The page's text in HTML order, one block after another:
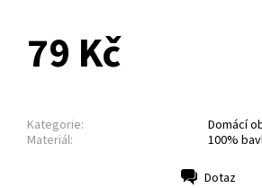
79 Kč
Kategorie:
Domácí
Materiál:
100%
Dotaz